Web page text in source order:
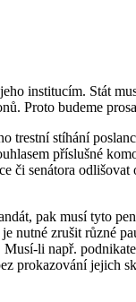
institucím. Stát
Proto budeme
trestní stíhání
příslušné
či senátora odlišovat
pak musí tyto
nutné zrušit různé
Musí-li např.
prokazování jejich